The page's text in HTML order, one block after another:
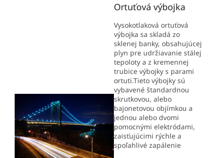
Ortuťová výbojka
Vysokotlaková ortuťová
výbojka sa skladá zo
sklenej banky, obsahujúcej
plyn pre udržiavanie stálej
tepoloty a z kremennej
trubice výbojky s parami
ortuti.Tieto výbojky sú
vybavené štandardnou
skrutkovou, alebo
bajonetovou objímkou a
jednou alebo dvomi
pomocnými elektródami,
zaisťujúcimi rýchle a
spoľahlivé zapálenie